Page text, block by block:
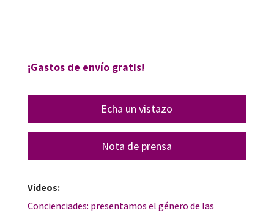
¡Gastos de envío gratis!
Echa un vistazo
Nota de prensa
Videos:
Concienciades: presentamos el género de las